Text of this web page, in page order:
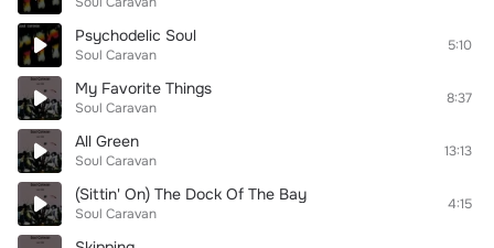
Psychodelic Soul
Soul Caravan
5:10
My Favorite Things
Soul Caravan
8:37
All Green
Soul Caravan
13:13
(Sittin' On) The Dock Of The Bay
Soul Caravan
4:15